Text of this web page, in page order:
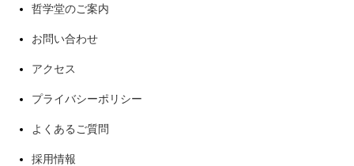
哲学堂のご案内
お問い合わせ
アクセス
プライバシーポリシー
よくあるご質問
採用情報